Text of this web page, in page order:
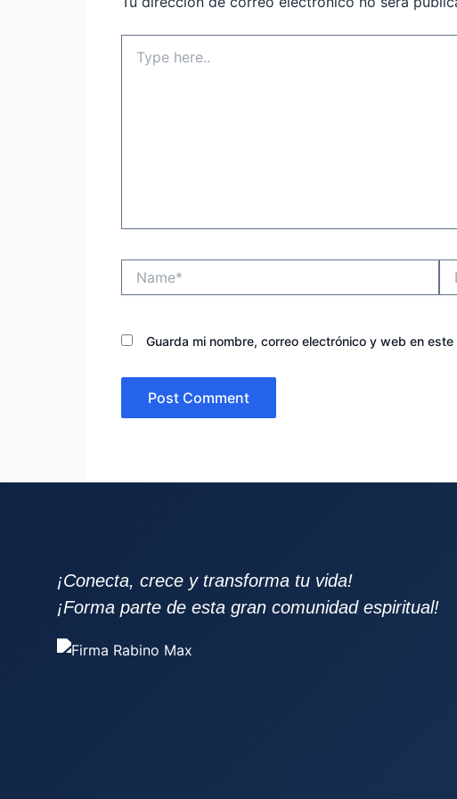
here..
Guarda mi nombre, correo electrónico y web en
¡Conecta, crece y transforma tu vida!
¡Forma parte de esta gran comunidad espiritual!